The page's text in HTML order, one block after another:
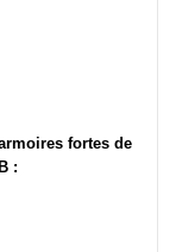
fortes de
: